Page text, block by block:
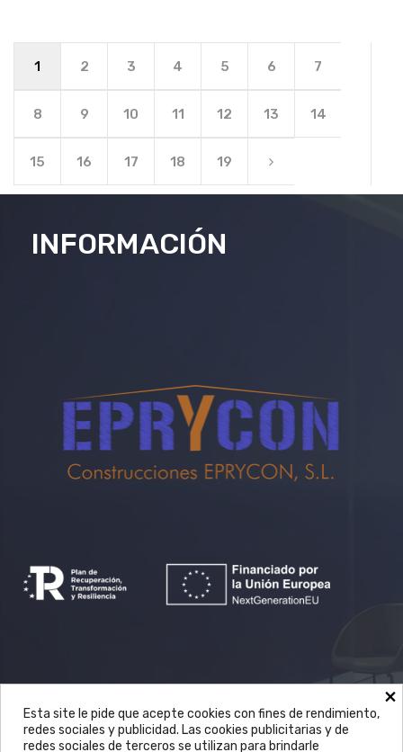
1 2 3 4 5 6 7
8 9 10 11 12 13 14
15 16 17 18 19
INFORMACIÓN
Avda. Castilla la Mancha, 70 nave 1 en
×
Esta site le pide que acepte cookies con fines de rendimiento,
redes sociales y publicidad. Las cookies publicitarias y de
redes sociales de terceros se utilizan para brindarle